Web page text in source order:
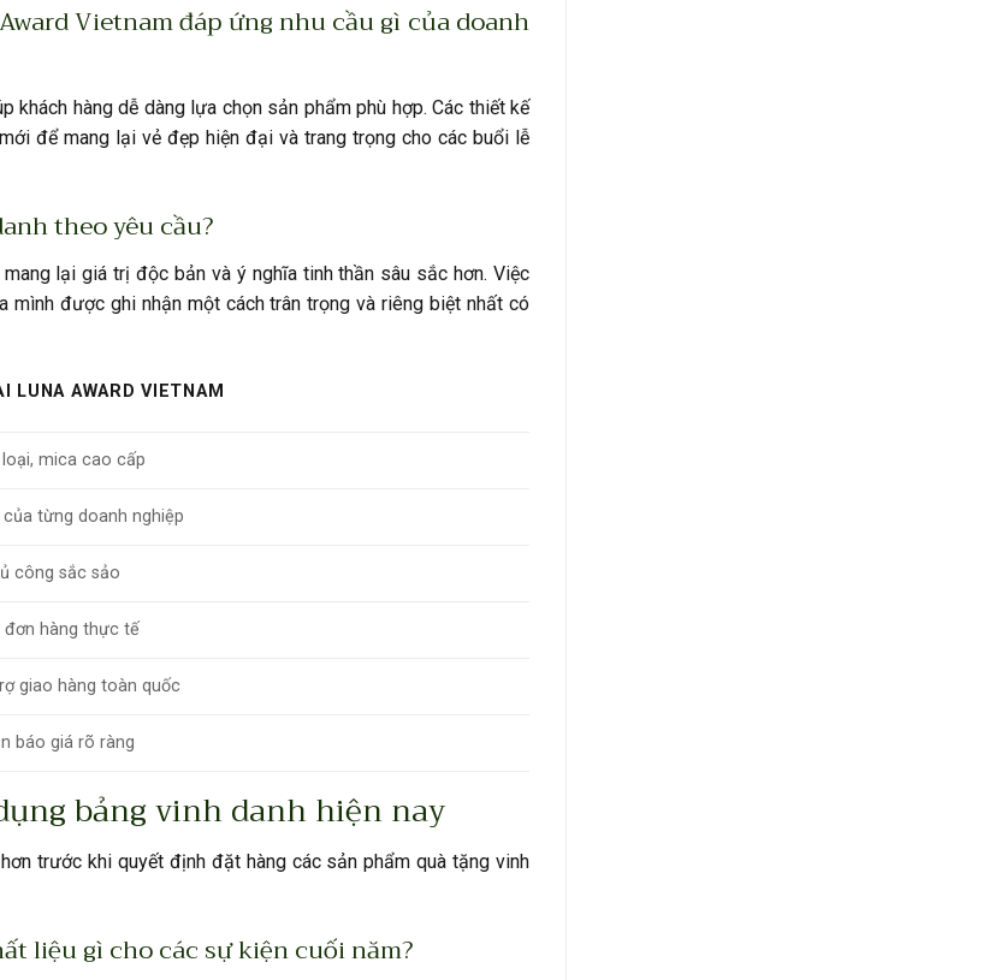
Vietnam đáp ứng nhu cầu gì của doanh
hàng dễ dàng lựa chọn sản phẩm phù hợp. Các thiết kế
để mang lại vẻ đẹp hiện đại và trang trọng cho các buổi lễ
theo yêu cầu?
lại giá trị độc bản và ý nghĩa tinh thần sâu sắc hơn. Việc
được ghi nhận một cách trân trọng và riêng biệt nhất có
LUNA AWARD VIETNAM
mica cao cấp
từng doanh nghiệp
công sắc sảo
đơn hàng thực tế
giao hàng toàn quốc
báo giá rõ ràng
bảng vinh danh hiện nay
trước khi quyết định đặt hàng các sản phẩm quà tặng vinh
liệu gì cho các sự kiện cuối năm?